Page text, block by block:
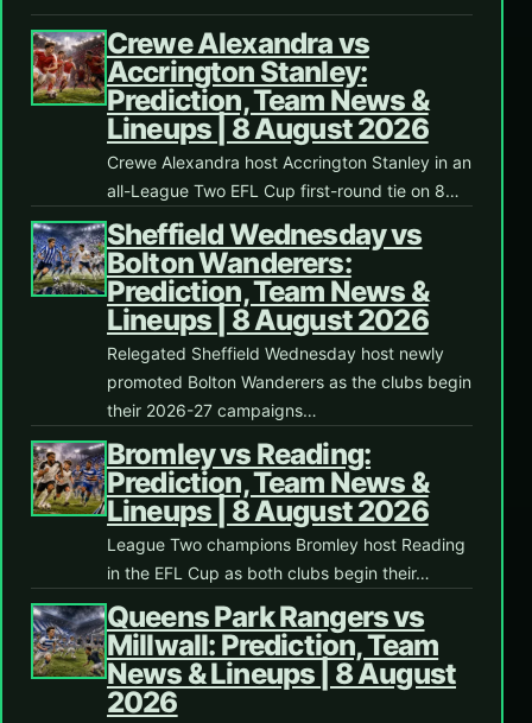
Crewe Alexandra vs
Accrington Stanley:
Prediction, Team News &
Lineups | 8 August 2026
Crewe Alexandra host Accrington Stanley in an
all-League Two EFL Cup first-round tie on 8…
Sheffield Wednesday vs
Bolton Wanderers:
Prediction, Team News &
Lineups | 8 August 2026
Relegated Sheffield Wednesday host newly
promoted Bolton Wanderers as the clubs begin
their 2026-27 campaigns…
Bromley vs Reading:
Prediction, Team News &
Lineups | 8 August 2026
League Two champions Bromley host Reading
in the EFL Cup as both clubs begin their…
Queens Park Rangers vs
Millwall: Prediction, Team
News & Lineups | 8 August
2026